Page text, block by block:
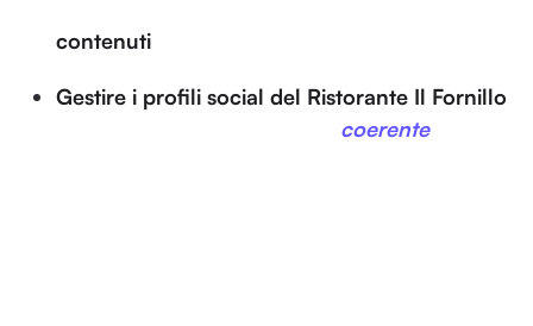
contenutiemozionali e geolocalizzati.
Gestire i profili social del Ristorante Il Fornillo
coerentee